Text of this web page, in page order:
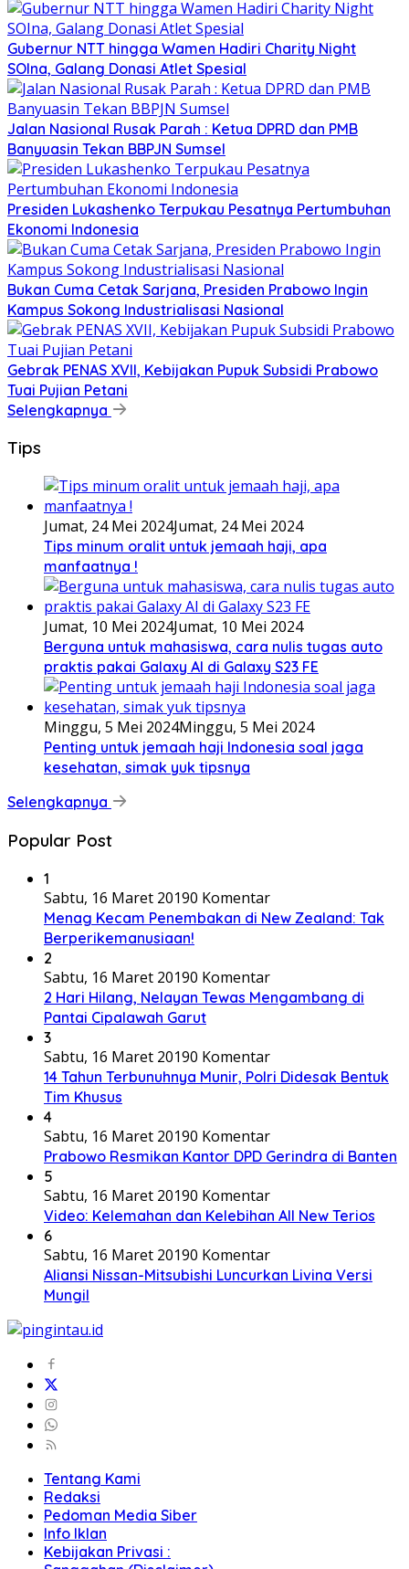
Gubernur NTT hingga Wamen Hadiri Charity Night
SOIna, Galang Donasi Atlet Spesial
Jalan Nasional Rusak Parah : Ketua DPRD dan PMB
Banyuasin Tekan BBPJN Sumsel
Presiden Lukashenko Terpukau Pesatnya Pertumbuhan
Ekonomi Indonesia
Bukan Cuma Cetak Sarjana, Presiden Prabowo Ingin
Kampus Sokong Industrialisasi Nasional
Gebrak PENAS XVII, Kebijakan Pupuk Subsidi Prabowo
Tuai Pujian Petani
Selengkapnya
Tips
Jumat, 24 Mei 2024Jumat, 24 Mei 2024
Tips minum oralit untuk jemaah haji, apa
manfaatnya !
Jumat, 10 Mei 2024Jumat, 10 Mei 2024
Berguna untuk mahasiswa, cara nulis tugas auto
praktis pakai Galaxy AI di Galaxy S23 FE
Minggu, 5 Mei 2024Minggu, 5 Mei 2024
Penting untuk jemaah haji Indonesia soal jaga
kesehatan, simak yuk tipsnya
Selengkapnya
Popular Post
1
Sabtu, 16 Maret 20190 Komentar
Menag Kecam Penembakan di New Zealand: Tak
Berperikemanusiaan!
2
Sabtu, 16 Maret 20190 Komentar
2 Hari Hilang, Nelayan Tewas Mengambang di
Pantai Cipalawah Garut
3
Sabtu, 16 Maret 20190 Komentar
14 Tahun Terbunuhnya Munir, Polri Didesak Bentuk
Tim Khusus
4
Sabtu, 16 Maret 20190 Komentar
Prabowo Resmikan Kantor DPD Gerindra di Banten
5
Sabtu, 16 Maret 20190 Komentar
Video: Kelemahan dan Kelebihan All New Terios
6
Sabtu, 16 Maret 20190 Komentar
Aliansi Nissan-Mitsubishi Luncurkan Livina Versi
Mungil
Tentang Kami
Redaksi
Pedoman Media Siber
Info Iklan
Kebijakan Privasi :